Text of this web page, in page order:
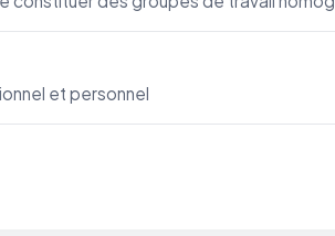
et personnel